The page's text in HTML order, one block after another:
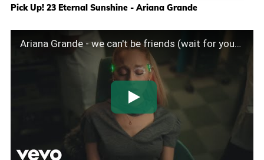
Pick Up! 23 Eternal Sunshine - Ariana Grande
Ariana Grande - we can't be friends (wait for your love) (official music video)